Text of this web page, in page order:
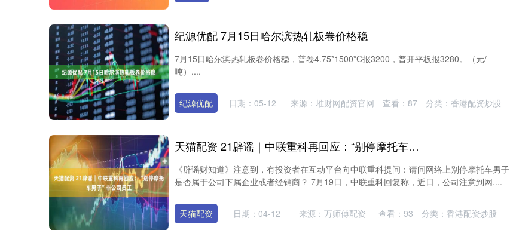
纪源优配 7月15日哈尔滨热轧板卷价格稳
7月15日哈尔滨热轧板卷价格稳，普卷4.75*1500*C报3200，普开平板报3280。（元/
吨）....
纪源优配 日期：05-12 来源：堆财网配资官网 查看： 87 分类： 香港配资炒股
天猫配资 21辟谣｜中联重科再回应：“别停摩托车男子”非公司员工
《辟谣财知道》注意到，有投资者在互动平台向中联重科提问：请问网络上别停摩托车男子
是否属于公司下属企业或者经销商？ 7月19日，中联重科回复称，近日，公司注意到网....
天猫配资 日期：04-12 来源：万师傅配资 查看： 93 分类： 香港配资炒股